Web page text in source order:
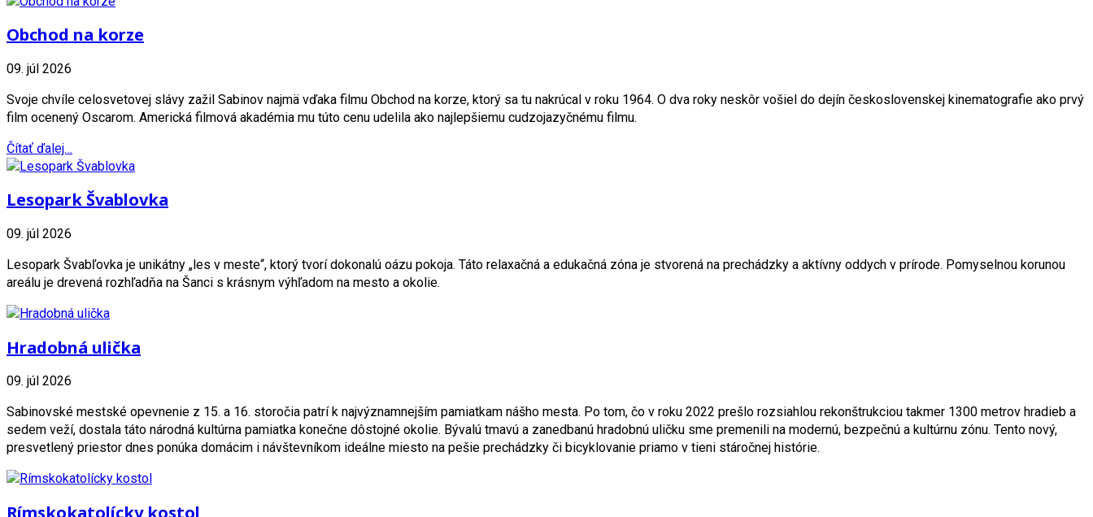
Obchod na korze
09. júl 2026
Svoje chvíle celosvetovej slávy zažil Sabinov najmä vďaka filmu Obchod na korze, ktorý sa tu nakrúcal v roku 1964. O dva roky neskôr vošiel do dejín československej kinematografie ako prvý
film ocenený Oscarom. Americká filmová akadémia mu túto cenu udelila ako najlepšiemu cudzojazyčnému filmu.
Čítať ďalej…
Lesopark Švablovka
09. júl 2026
Lesopark Švabľovka je unikátny „les v meste“, ktorý tvorí dokonalú oázu pokoja. Táto relaxačná a edukačná zóna je stvorená na prechádzky a aktívny oddych v prírode. Pomyselnou korunou
areálu je drevená rozhľadňa na Šanci s krásnym výhľadom na mesto a okolie.
Hradobná ulička
09. júl 2026
Sabinovské mestské opevnenie z 15. a 16. storočia patrí k najvýznamnejším pamiatkam nášho mesta. Po tom, čo v roku 2022 prešlo rozsiahlou rekonštrukciou takmer 1300 metrov hradieb a
sedem veží, dostala táto národná kultúrna pamiatka konečne dôstojné okolie. Bývalú tmavú a zanedbanú hradobnú uličku sme premenili na modernú, bezpečnú a kultúrnu zónu. Tento nový,
presvetlený priestor dnes ponúka domácim i návštevníkom ideálne miesto na pešie prechádzky či bicyklovanie priamo v tieni stáročnej histórie.
Rímskokatolícky kostol